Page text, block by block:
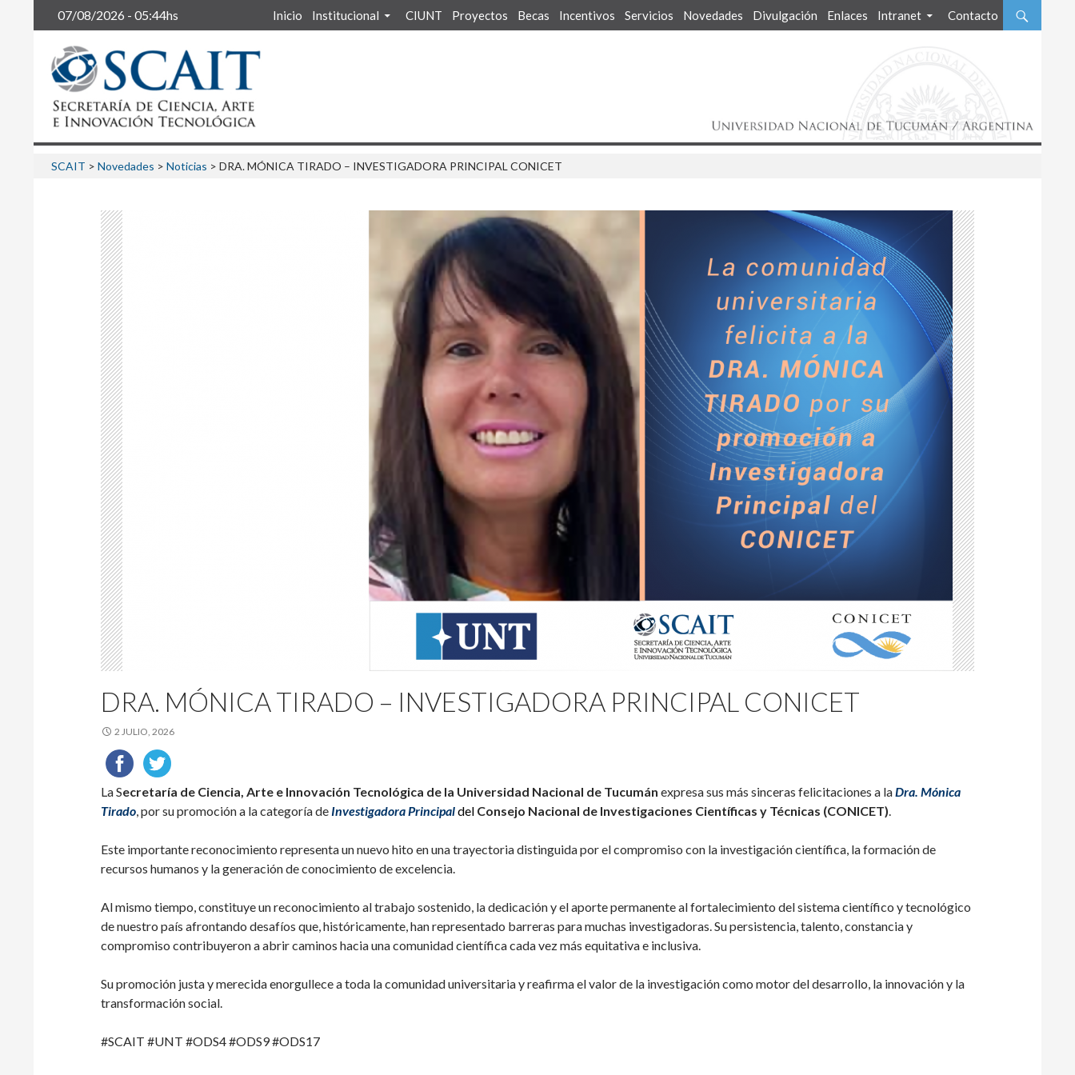
07/08/2026 - 05:44hs
Buscar Inicio Institucional CIUNT Proyectos Becas Incentivos Servicios Novedades Divulgación Enlaces Intranet Contacto
SCAIT > Novedades > Noticias > DRA. MÓNICA TIRADO – INVESTIGADORA PRINCIPAL CONICET
DRA. MÓNICA TIRADO – INVESTIGADORA PRINCIPAL CONICET
2 JULIO, 2026
La Secretaría de Ciencia, Arte e Innovación Tecnológica de la Universidad Nacional de Tucumán expresa sus más sinceras felicitaciones a laDra. Mónica
Tirado, por su promoción a la categoría de Investigadora Principaldel Consejo Nacional de Investigaciones Científicas y Técnicas (CONICET).
Este importante reconocimiento representa un nuevo hito en una trayectoria distinguida por el compromiso con la investigación científica, la formación de
recursos humanos y la generación de conocimiento de excelencia.
Al mismo tiempo, constituye un reconocimiento al trabajo sostenido, la dedicación y el aporte permanente al fortalecimiento del sistema científico y tecnológico
de nuestro país afrontando desafíos que, históricamente, han representado barreras para muchas investigadoras. Su persistencia, talento, constancia y
compromiso contribuyeron a abrir caminos hacia una comunidad científica cada vez más equitativa e inclusiva.
Su promoción justa y merecida enorgullece a toda la comunidad universitaria y reafirma el valor de la investigación como motor del desarrollo, la innovación y la
transformación social.
#SCAIT #UNT #ODS4 #ODS9 #ODS17